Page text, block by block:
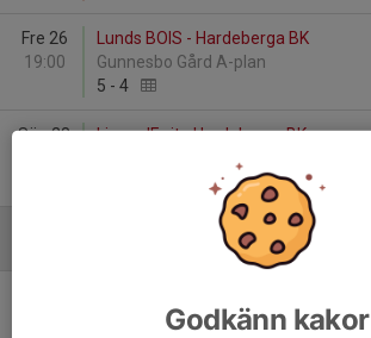
Fre 26
19:00
Lunds BOIS - Hardeberga BK
Gunnesbo Gård A-plan
5 - 4
Sön 28
Linero IF vit - Hardeberga BK
Knutsvallen A-plan
Godkänn kakor